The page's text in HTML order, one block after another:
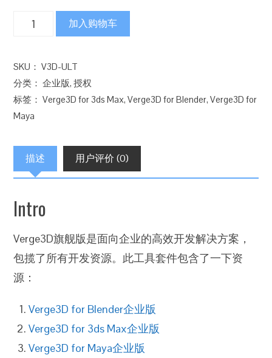
Verge3D
版
数
量
加入购物车
SKU：V3D-ULT
分类：企业版,授权
标签：Verge3D for 3ds Max,Verge3D for Blender,Verge3D for
Maya
描述 用户评价 (0)
Intro
Verge3D旗舰版是面向企业的高效开发解决方案，
包揽了所有开发资源。此工具套件包含了一下资
源：
Verge3D for Blender企业版
Verge3D for 3ds Max企业版
Verge3D for Maya企业版